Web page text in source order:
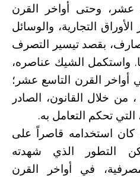
عشر، وحتى أواخر القرن
التجارية، والوسائل
بقصد تيسير التصرف
واستكمل الشيك عناصره،
أواخر القرن التاسع عشر؛
من خلال القانون، الصادر
كان استخدامه قاصراً على
التطور الذي شهدته
في أواخر القرن